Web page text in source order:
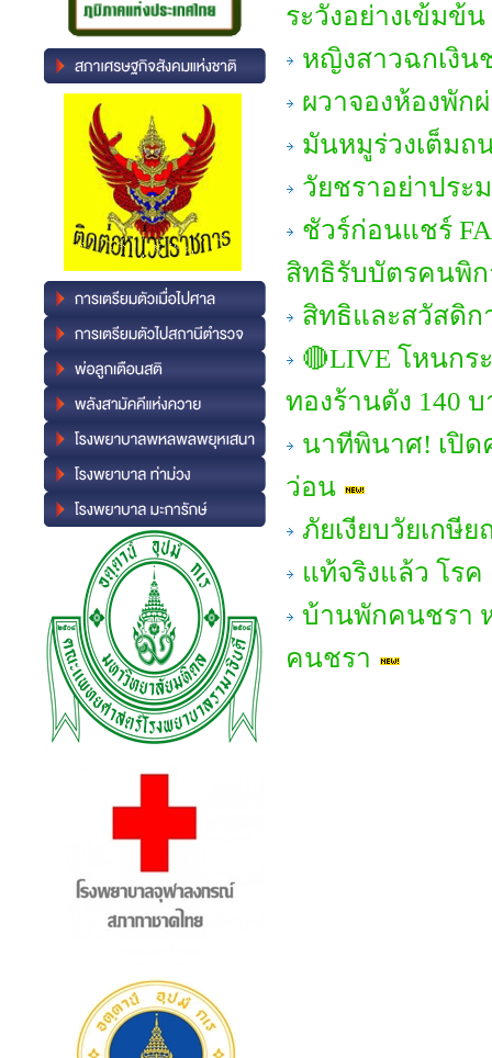
ระวังอย่างเข้มข้น
หญิงสาวฉกเงิน
ผวาจองห้องพัก
มันหมูร่วงเต็มถ
วัยชราอย่าประ
ชัวร์ก่อนแชร์
สิทธิรับบัตรคนพิก
สิทธิและสวัสดิก
🔴LIVE โหนกร
ทองร้านดัง 140
นาทีพินาศ! เปิ
ว่อน
ภัยเงียบวัยเกษี
แท้จริงแล้ว โร
บ้านพักคนชรา ห
คนชรา